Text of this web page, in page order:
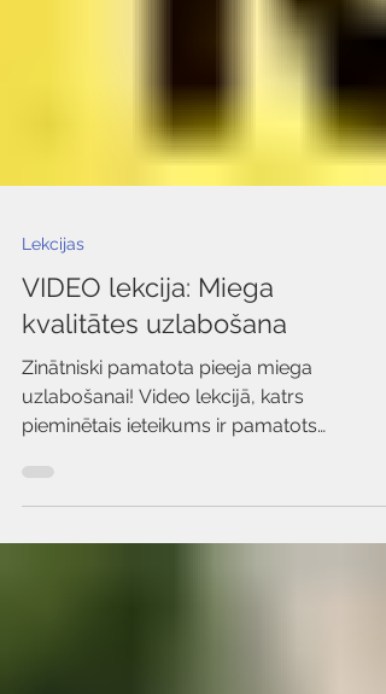
Lekcijas
VIDEO lekcija: Miega
kvalitātes uzlabošana
uzlabošanai! Video lekcijā, katrs
pieminētais ieteikums ir pamatots
zinātniskos pētījumos. Kopā 96 pētīju